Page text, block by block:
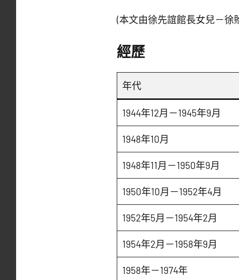
(本文由徐先誼館長女兒－徐
經歷
年代
1944年12月－1945年9月
1948年10月
1948年11月－1950年9月
1950年10月－1952年4月
1952年5月－1954年2月
1954年2月－1958年9月
1958年－1974年